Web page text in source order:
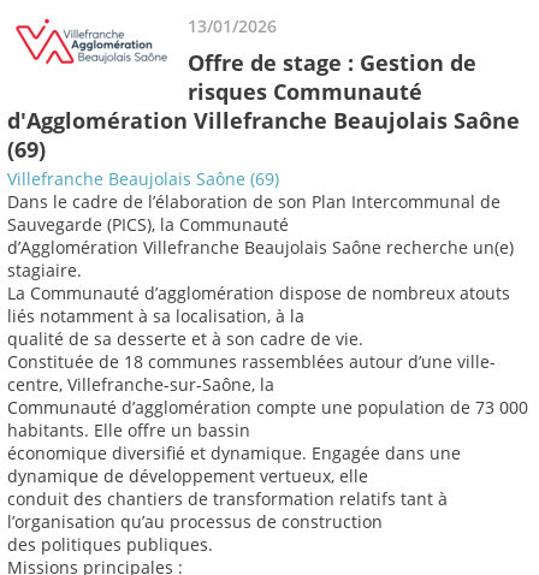
13/01/2026
Offre de stage : Gestion de
risques Communauté
d'Agglomération Villefranche Beaujolais Saône
(69)
Villefranche Beaujolais Saône (69)
Dans le cadre de l’élaboration de son Plan Intercommunal de
Sauvegarde (PICS), la Communauté
d’Agglomération Villefranche Beaujolais Saône recherche un(e)
stagiaire.
La Communauté d’agglomération dispose de nombreux atouts
liés notamment à sa localisation, à la
qualité de sa desserte et à son cadre de vie.
Constituée de 18 communes rassemblées autour d’une ville-
centre, Villefranche-sur-Saône, la
Communauté d’agglomération compte une population de 73 000
habitants. Elle offre un bassin
économique diversifié et dynamique. Engagée dans une
dynamique de développement vertueux, elle
conduit des chantiers de transformation relatifs tant à
l’organisation qu’au processus de construction
des politiques publiques.
Missions principales :